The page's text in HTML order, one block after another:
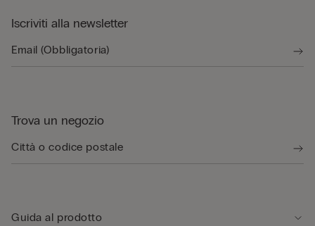
Iscriviti alla newsletter
Trova un negozio
Guida al prodotto